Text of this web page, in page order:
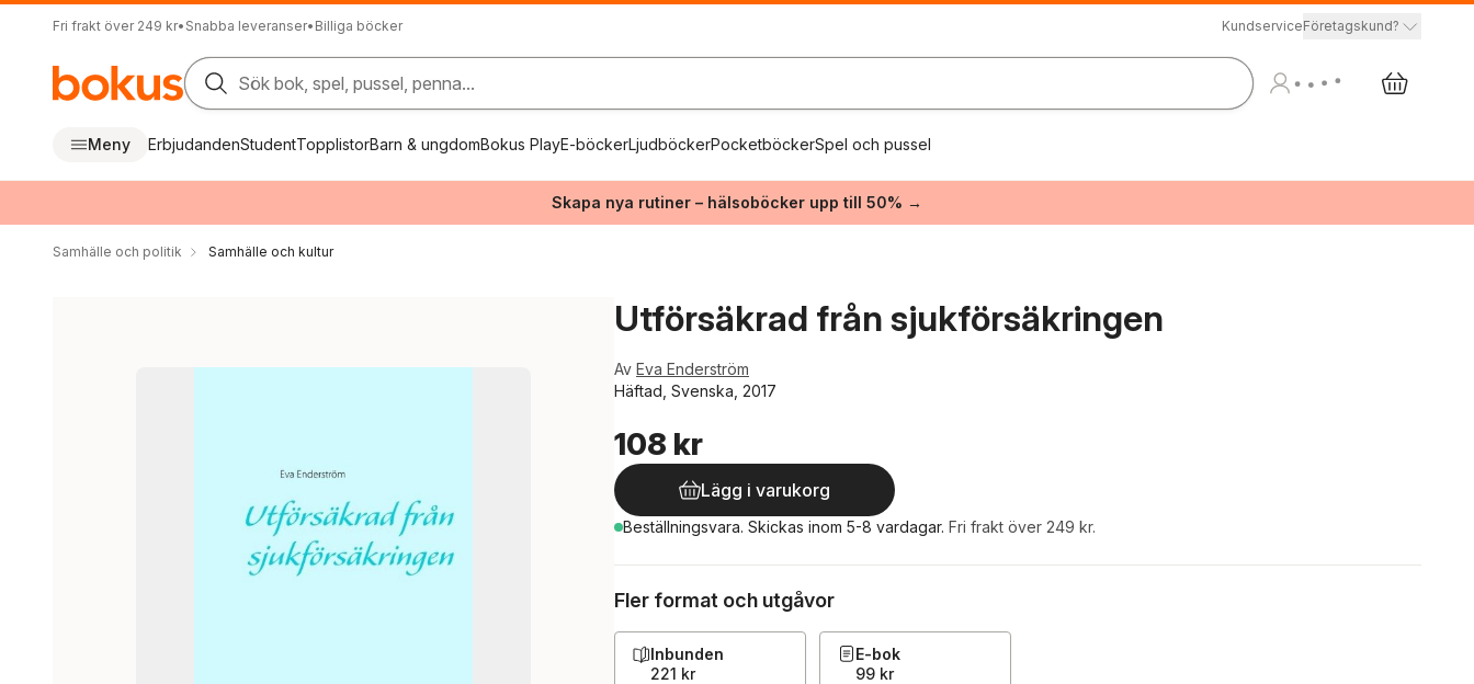
Fri frakt över 249 kr• Snabba leveranser• Billiga böcker KundserviceFöretagskund?
Sök bok, spel, pussel, penna...
Meny ErbjudandenStudentTopplistorBarn & ungdomBokus PlayE-böckerLjudböckerPocketböckerSpel och pussel
Skapa nya rutiner – hälsoböcker upp till 50% →
Samhälle och politik Samhälle och kultur
Utförsäkrad från sjukförsäkringen
Av Eva Enderström
Häftad, Svenska, 2017
108 kr
Lägg i varukorg
Beställningsvara. Skickas inom 5-8 vardagar. Fri frakt över 249 kr.
Fler format och utgåvor
Inbunden
221 kr
E-bok
99 kr